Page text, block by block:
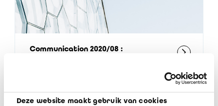
Deze website maakt gebruik van cookies
Communication 2020/08 :